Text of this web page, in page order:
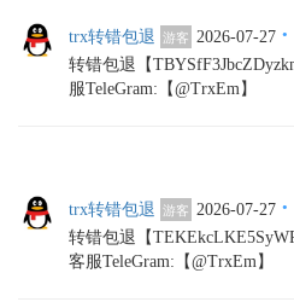
trx转错包退 游客 2026-07-27 ·
转错包退【
服TeleGram:【@TrxEm】
trx转错包退 游客 2026-07-27 ·
转错包退【
客服TeleGram:【@TrxEm】